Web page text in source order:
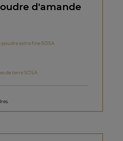
d'amande
poudre extra fine SOSA
de terre SOSA